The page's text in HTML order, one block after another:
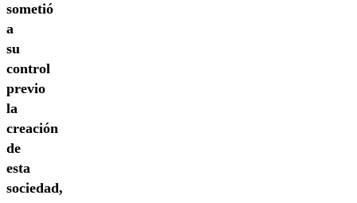
sometió
a
su
control
previo
la
creación
de
esta
sociedad,